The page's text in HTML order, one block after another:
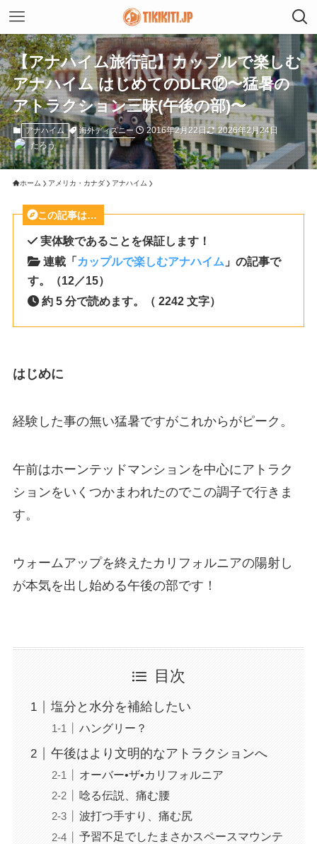
【アナハイム旅行記】カップルで楽しむ
アナハイム はじめてのDLR⑫〜猛暑の
アトラクション三昧(午後の部)〜
アナハイム 海外ディズニー 2016年2月22日
2026年2月24日
たろう
ホーム アメリカ・カナダ アナハイム
この記事は…
実体験であることを保証します！
連載「カップルで楽しむアナハイム 」の記事で
す。（12／15）
約 5 分で読めます。（ 2242 文字）
はじめに
経験した事の無い猛暑ですがこれからがピーク。
午前はホーンテッドマンションを中心にアトラク
ションをいくつかまわれたのでこの調子で行きま
す。
ウォームアップを終えたカリフォルニアの陽射し
が本気を出し始める午後の部です！
目次
塩分と水分を補給したい
ハングリー？
午後はより文明的なアトラクションへ
オーバー•ザ•カリフォルニア
唸る伝説、痛む腰
波打つ手すり、痛む尻
予習不足でしたまさかスペースマウンテ